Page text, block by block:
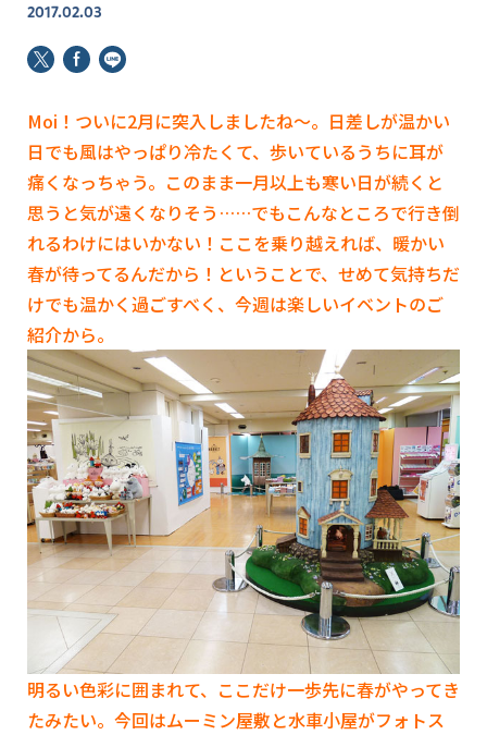
2017.02.03
Moi！ついに2月に突入しましたね～。日差しが温かい
日でも風はやっぱり冷たくて、歩いているうちに耳が
痛くなっちゃう。このまま一月以上も寒い日が続くと
思うと気が遠くなりそう……でもこんなところで行き倒
れるわけにはいかない！ここを乗り越えれば、暖かい
春が待ってるんだから！ということで、せめて気持ちだ
けでも温かく過ごすべく、今週は楽しいイベントのご
紹介から。
明るい色彩に囲まれて、ここだけ一歩先に春がやってき
たみたい。今回はムーミン屋敷と水車小屋がフォトス